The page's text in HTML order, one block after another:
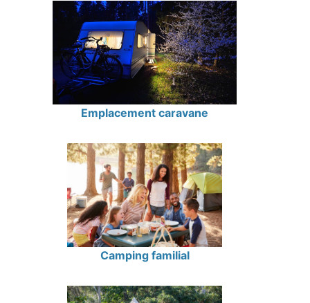
Emplacement caravane
Camping familial